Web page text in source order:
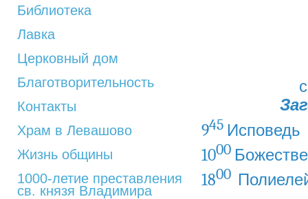
Библиотека
Лавка
Церковный дом
Благотворительность
Контакты
Храм в Левашово
Жизнь общины
1000-летие преставления
св. князя Владимира
945 Исповедь
1000
1800